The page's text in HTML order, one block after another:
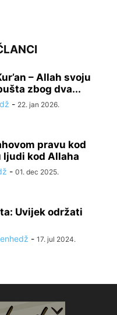
– Allah svoju
zbog dva...
- 22. jan 2026.
pravu kod
ljudi kod Allaha
- 01. dec 2025.
Uvijek održati
- 17. jul 2024.